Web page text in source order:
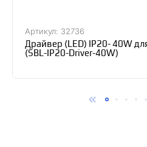
Артикул: 32736
Драйвер (LED) IP20- 40W
(SBL-IP20-Driver-40W)